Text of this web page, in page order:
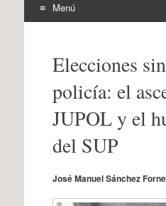
Menú
contenidoElecciones
policía: el
JUPOL y el
del SUP
José Manuel Sánchez